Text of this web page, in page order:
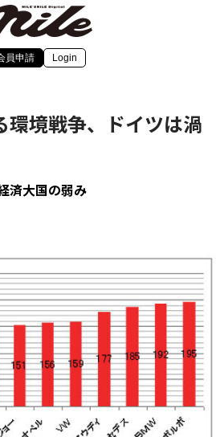
員申請 Login
環境戦争、ドイツは渦
済大国の弱み